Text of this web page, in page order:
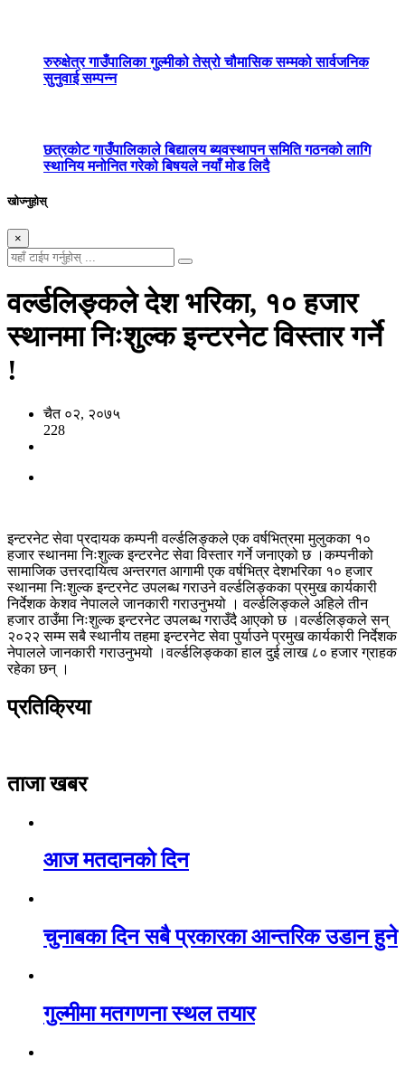
रुरुक्षेत्र गाउँपालिका गुल्मीको तेस्रो चौमासिक सम्मको सार्वजनिक
सुनुवाई सम्पन्न
छत्रकोट गाउँपालिकाले बिद्यालय ब्यवस्थापन समिति गठनको लागि
स्थानिय मनोनित गरेको बिषयले नयाँ मोड लिदै
खोज्नुहोस्
×
वर्ल्डलिङ्कले देश भरिका, १० हजार
स्थानमा निःशुल्क इन्टरनेट विस्तार गर्ने
!
चैत ०२, २०७५
228
इन्टरनेट सेवा प्रदायक कम्पनी वर्ल्डलिङ्कले एक वर्षभित्रमा मुलुकका १०
हजार स्थानमा निःशुल्क इन्टरनेट सेवा विस्तार गर्ने जनाएको छ ।कम्पनीको
सामाजिक उत्तरदायित्व अन्तरगत आगामी एक वर्षभित्र देशभरिका १० हजार
स्थानमा निःशुल्क इन्टरनेट उपलब्ध गराउने वर्ल्डलिङ्कका प्रमुख कार्यकारी
निर्देशक केशव नेपालले जानकारी गराउनुभयो । वर्ल्डलिङ्कले अहिले तीन
हजार ठाउँमा निःशुल्क इन्टरनेट उपलब्ध गराउँदै आएको छ ।वर्ल्डलिङ्कले सन्
२०२२ सम्म सबै स्थानीय तहमा इन्टरनेट सेवा पुर्याउने प्रमुख कार्यकारी निर्देशक
नेपालले जानकारी गराउनुभयो ।वर्ल्डलिङ्कका हाल दुई लाख ८० हजार ग्राहक
रहेका छन् ।
प्रतिक्रिया
ताजा खबर
आज मतदानको दिन
चुनाबका दिन सबै प्रकारका आन्तरिक उडान हुने
गुल्मीमा मतगणना स्थल तयार